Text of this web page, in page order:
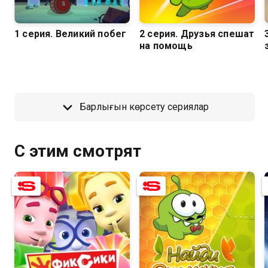
қолжетімді.
1 серия. Великий побег
2 серия. Друзья спешат
на помощь
Барлығын көрсету сериялар
С этим смотрят